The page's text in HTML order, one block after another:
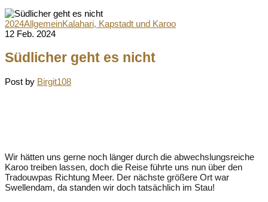
2024AllgemeinKalahari, Kapstadt und Karoo
12 Feb. 2024
Südlicher geht es nicht
Post by Birgit108
Wir hätten uns gerne noch länger durch die abwechslungsreiche
Karoo treiben lassen, doch die Reise führte uns nun über den
Tradouwpas Richtung Meer. Der nächste größere Ort war
Swellendam, da standen wir doch tatsächlich im Stau!